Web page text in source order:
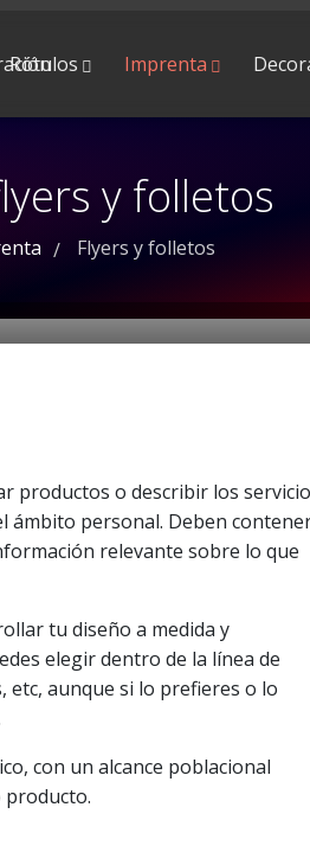
Rótulos Imprenta
y folletos
/ Flyers y folletos
productos o describir los
ámbito personal. Deben
relevante sobre lo que
tu diseño a medida y
elegir dentro de la línea de
etc, aunque si lo prefieres o lo
con un alcance poblacional
producto.